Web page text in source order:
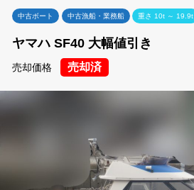
中古ボート 中古漁船・業務船 重さ 10t ～ 19.9t
ヤマハ SF40 大幅値引き
売却価格 売却済